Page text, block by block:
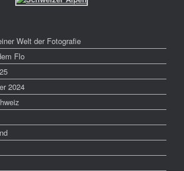
Welt der Fotografie
Flo
2024